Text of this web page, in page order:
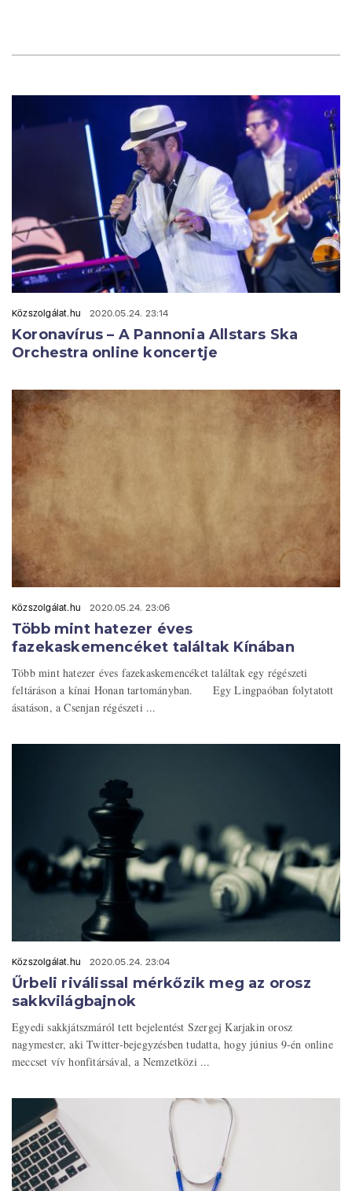
Közszolgálat.hu 2020.05.24. 23:14
Koronavírus – A Pannonia Allstars Ska
Orchestra online koncertje
Közszolgálat.hu 2020.05.24. 23:06
Több mint hatezer éves
fazekaskemencéket találtak Kínában
Több mint hatezer éves fazekaskemencéket találtak egy régészeti
feltáráson a kínai Honan tartományban. Egy Lingpaóban folytatott
ásatáson, a Csenjan régészeti ...
Közszolgálat.hu 2020.05.24. 23:04
Űrbeli riválissal mérkőzik meg az orosz
sakkvilágbajnok
Egyedi sakkjátszmáról tett bejelentést Szergej Karjakin orosz
nagymester, aki Twitter-bejegyzésben tudatta, hogy június 9-én online
meccset vív honfitársával, a Nemzetközi ...